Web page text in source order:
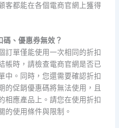
客都能在各個電商官網上獲得
、優惠券無效？
訂單僅能使用一次相同的折扣
帳時，請檢查電商官網是否已
中。同時，您還需要確認折扣
的促銷優惠碼將無法使用，且
相應產品上。請您在使用折扣
的使用條件與限制。